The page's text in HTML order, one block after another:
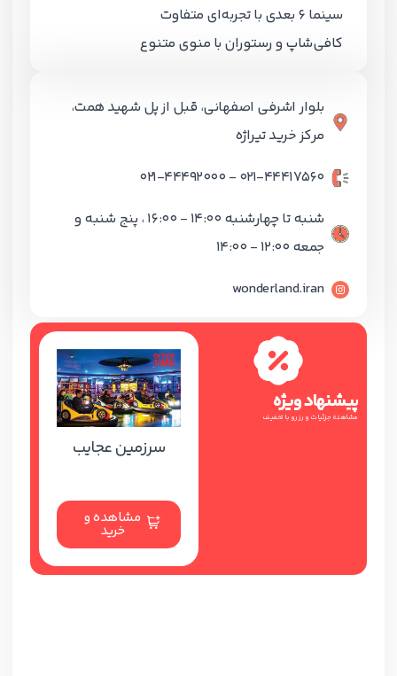
سینما 6 بعدی با تجربه‌ای متفاوت
کافی‌شاپ و رستوران با منوی متنوع
بلوار اشرفی اصفهانی، قبل از پل شهید همت،
مرکز خرید تیراژه
۰۲۱-۴۴۴۱۷۵۶۰ - ۰۲۱-۴۴۴۹۲۰۰۰
شنبه تا چهارشنبه 14:00 - 16:00 ، پنج شنبه و
جمعه 12:00 - 14:00
wonderland.iran
پیشنهاد ویژه
مشاهده جزئیات و رزرو با تخفیف
سرزمین عجایب
مشاهده و
خرید